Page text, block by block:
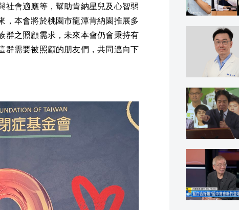
社會適應等，幫助肯納星兒及心智弱
，本會將於桃園市龍潭肯納園推展多
群之照顧需求，未來本會仍會秉持有
群需要被照顧的朋友們，共同邁向下